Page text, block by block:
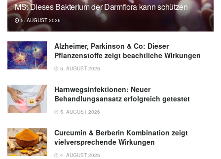
MS: Dieses Bakterium der Darmflora kann schützen
5. AUGUST 2026
Alzheimer, Parkinson & Co: Dieser
Pflanzenstoffe zeigt beachtliche Wirkungen
5. AUGUST 2026
Harnwegsinfektionen: Neuer
Behandlungsansatz erfolgreich getestet
5. AUGUST 2026
Curcumin & Berberin Kombination zeigt
vielversprechende Wirkungen
4. AUGUST 2026